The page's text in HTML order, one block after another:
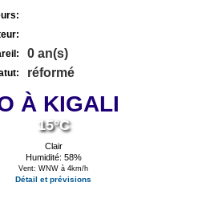
0 an(s)
réformé
À KIGALI
15°C
Clair
Humidité: 58%
Vent: WNW à 4km/h
Détail et prévisions